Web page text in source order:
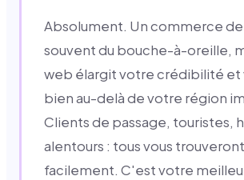
Absolument. Un commerce
souvent du bouche-à-oreille,
web élargit votre crédibilité
bien au-delà de votre région
Clients de passage, touristes,
alentours : tous vous
facilement. C'est votre